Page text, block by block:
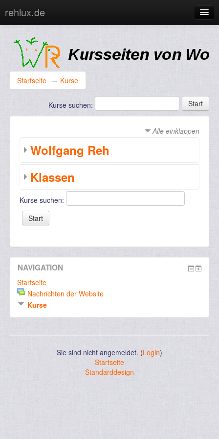
rehlux.de
Startseite → Kurse
Kurse suchen:
Alle einklappen
Wolfgang Reh
Klassen
Kurse suchen:
NAVIGATION
Startseite
Nachrichten der Website
Kurse
Sie sind nicht angemeldet. (Login)
Startseite
Standarddesign